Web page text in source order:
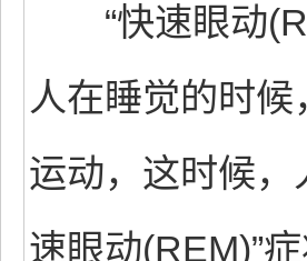
“快速眼动
人在睡觉的时候
运动，这时候，
速眼动(REM)”